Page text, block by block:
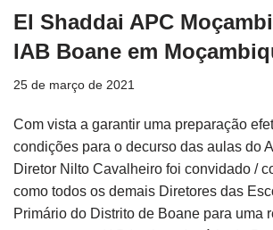
El Shaddai APC
IAB Boane em
25 de março de 2021
Com vista a garantir uma preparação
condições para o decurso das aulas do
Diretor Nilto Cavalheiro foi convidado /
como todos os demais Diretores das
Primário do Distrito de Boane para uma